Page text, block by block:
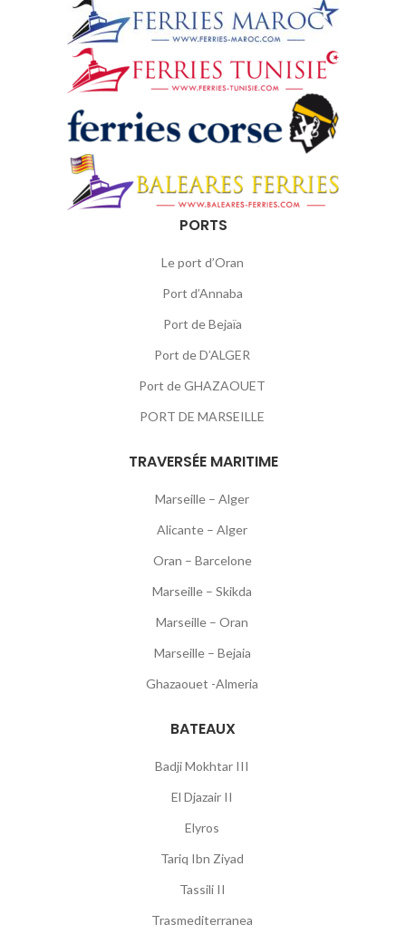
PORTS
Le port d’Oran
Port d’Annaba
Port de Bejaïa
Port de D’ALGER
Port de GHAZAOUET
PORT DE MARSEILLE
TRAVERSÉE MARITIME
Marseille – Alger
Alicante – Alger
Oran – Barcelone
Marseille – Skikda
Marseille – Oran
Marseille – Bejaia
Ghazaouet -Almeria
BATEAUX
Badji Mokhtar III
El Djazair II
Elyros
Tariq Ibn Ziyad
Tassili II
Trasmediterranea